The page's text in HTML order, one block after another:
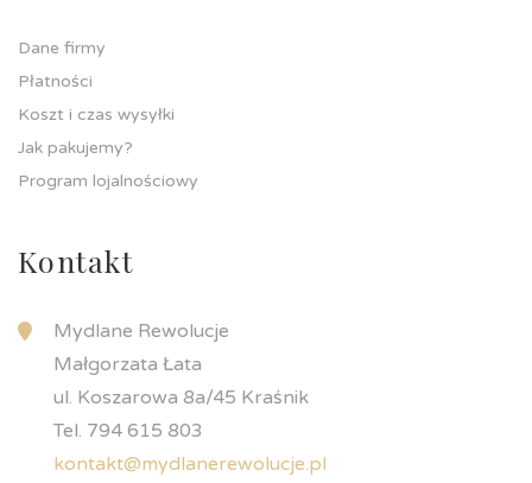
Dane firmy
Płatności
Koszt i czas wysyłki
Jak pakujemy?
Program lojalnościowy
Kontakt
Mydlane Rewolucje
Małgorzata Łata
ul. Koszarowa 8a/45 Kraśnik
Tel. 794 615 803
kontakt@mydlanerewolucje.pl